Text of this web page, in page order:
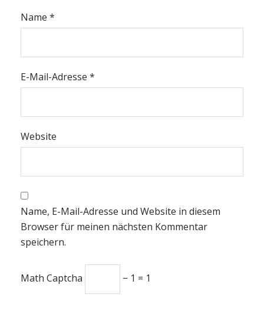
Name *
E-Mail-Adresse *
Website
Name, E-Mail-Adresse und Website in diesem
Browser für meinen nächsten Kommentar
speichern.
Math Captcha − 1 = 1